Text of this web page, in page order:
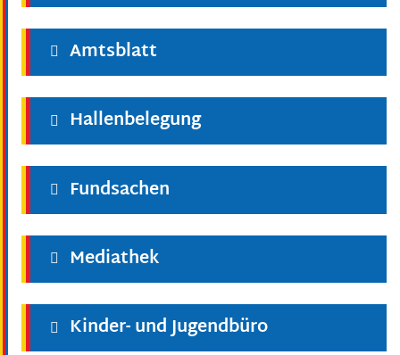
Amtsblatt
Hallenbelegung
Fundsachen
Mediathek
Kinder- und Jugendbüro